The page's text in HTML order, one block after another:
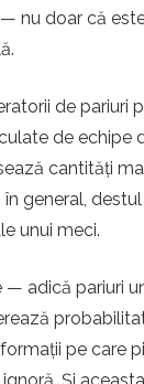
nu doar că
de pariuri
de echipe
cantități
general,
unui meci.
— adică pariuri
pe care